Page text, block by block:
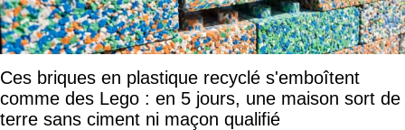
Ces briques en plastique recyclé s'emboîtent
comme des Lego : en 5 jours, une maison sort de
terre sans ciment ni maçon qualifié